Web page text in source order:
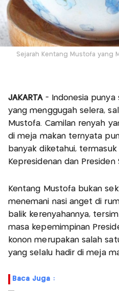
Sejarah Kentang Mustofa yang
JAKARTA- Indonesia punya
yang menggugah selera,
Mustofa. Camilan renyah
di meja makan ternyata
banyak diketahui,
Kepresidenan dan Presiden
Kentang Mustofa bukan
menemani nasi anget di
balik kerenyahannya,
masa kepemimpinan
konon merupakan salah
yang selalu hadir di meja
Baca Juga :